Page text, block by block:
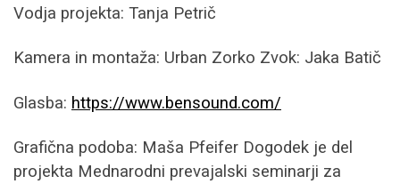
Vodja projekta: Tanja Petrič
Kamera in montaža: Urban Zorko Zvok: Jaka Batič
Glasba: https://www.bensound.com/
Grafična podoba: Maša Pfeifer Dogodek je del
projekta Mednarodni prevajalski seminarji za